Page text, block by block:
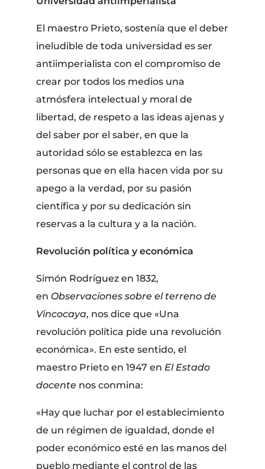
El maestro Prieto, sostenía que el deber
ineludible de toda universidad es ser
antiimperialista con el compromiso de
crear por todos los medios una
atmósfera intelectual y moral de
libertad, de respeto a las ideas ajenas y
del saber por el saber, en que la
autoridad sólo se establezca en las
personas que en ella hacen vida por su
apego a la verdad, por su pasión
científica y por su dedicación sin
reservas a la cultura y a la nación.
Revolución política y económica
Simón Rodríguez en 1832,
en Observaciones sobre el terreno de
Vincocaya, nos dice que «Una
revolución política pide una revolución
económica». En este sentido, el
maestro Prieto en 1947 en El Estado
docente nos conmina:
«Hay que luchar por el establecimiento
de un régimen de igualdad, donde el
poder económico esté en las manos del
pueblo mediante el control de las